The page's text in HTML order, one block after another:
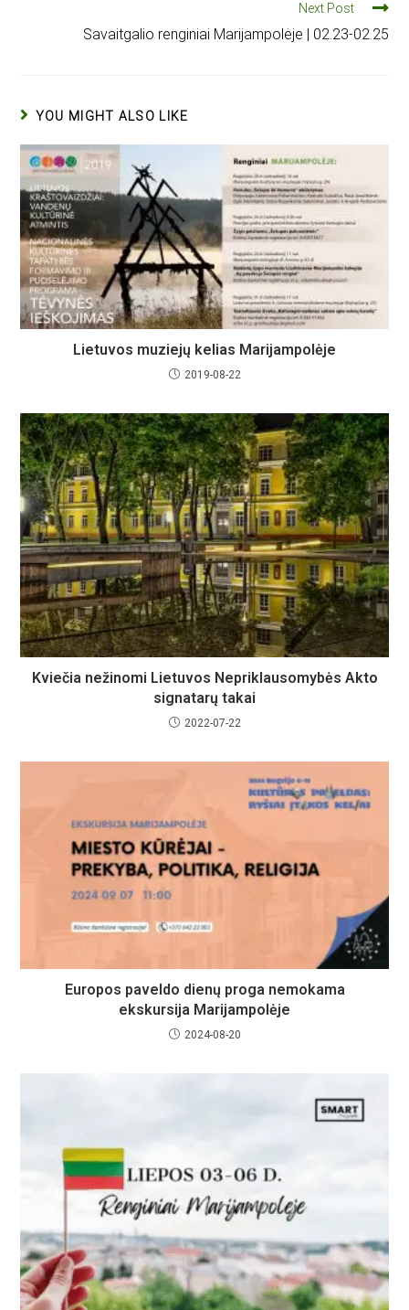
Next Post
Savaitgalio renginiai Marijampolėje | 02.23-02.25
YOU MIGHT ALSO LIKE
Lietuvos muziejų kelias Marijampolėje
2019-08-22
Kviečia nežinomi Lietuvos Nepriklausomybės Akto
signatarų takai
2022-07-22
Europos paveldo dienų proga nemokama
ekskursija Marijampolėje
2024-08-20